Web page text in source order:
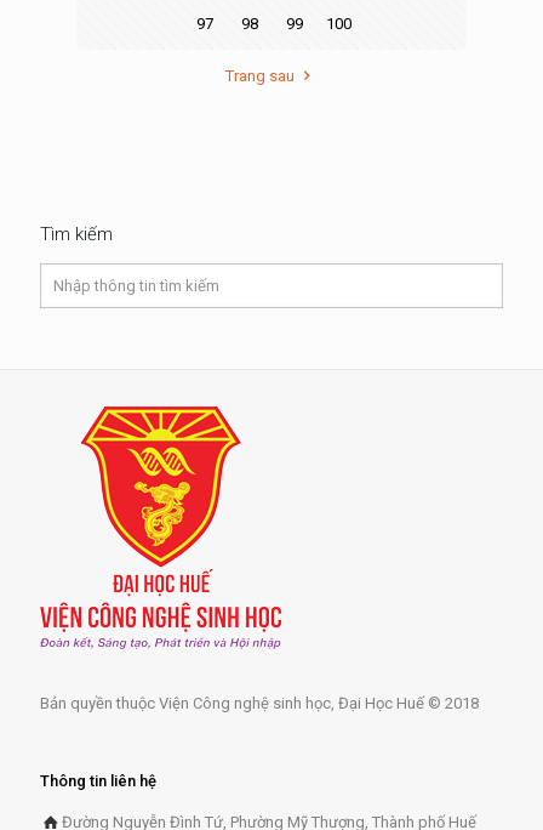
97 98 99 100
Trang sau
Tìm kiếm
Bản quyền thuộc Viện Công nghệ sinh học, Đại Học Huế © 2018
Thông tin liên hệ
Đường Nguyễn Đình Tứ, Phường Mỹ Thượng, Thành phố Huế